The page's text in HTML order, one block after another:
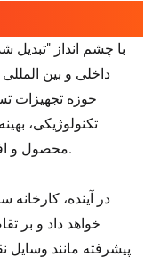
داخلی و بین
حوزه تجهیزات
تکنولوژیکی،
محصول و افزایش سیستم های خدمات تمرکز دارد.
در آینده،
خواهد داد و بر
پیشرفته مانند وسایل